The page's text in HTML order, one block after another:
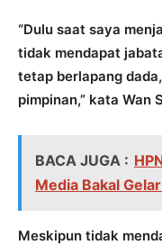
“Dulu saat saya
tidak mendapat
tetap berlapang
pimpinan,” kata Wan
BACA JUGA :
Media Bakal
Meskipun tidak